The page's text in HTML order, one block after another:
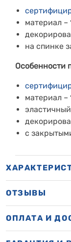
материал –
на спинке
Особенности
материал –
с
ОТЗЫВЫ
ОПЛАТА И